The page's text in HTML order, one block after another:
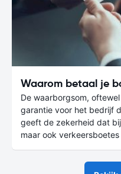
Waarom betaal je
De waarborgsom,
garantie voor het bedrijf
geeft de zekerheid dat
maar ook